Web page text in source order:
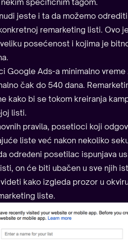
jeste i ta da možemo
remarketing listi. Ovo
posećenost i kojima je
Google Ads-a minimalno
čak do 540 dana.
kako bi se tokom kreiranja
listi.
pravila, posetioci koji
liste već nakon nekoliko
određeni posetilac ispunjava
on će biti ubačen u sve njih
kako izgleda prozor u
liste.